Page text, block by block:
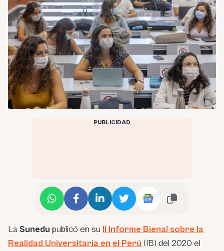
PUBLICIDAD
La Sunedu publicó en su II Informe Bienal sobre la
Realidad Universitaria en el Perú (IB) del 2020 el